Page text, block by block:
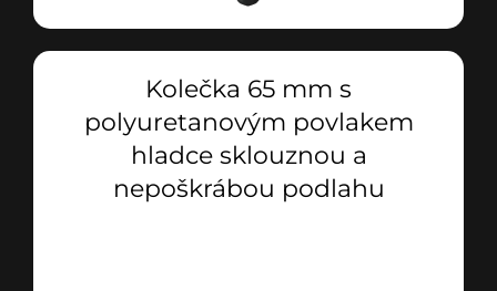
Kolečka 65 mm s
polyuretanovým povlakem
hladce sklouznou a
nepoškrábou podlahu